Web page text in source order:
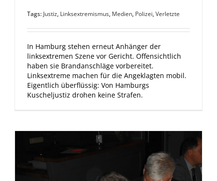
Tags:Justiz, Linksextremismus, Medien, Polizei,Verletzte
In Hamburg stehen erneut Anhänger der
linksextremen Szene vor Gericht. Offensichtlich
haben sie Brandanschläge vorbereitet.
Linksextreme machen für die Angeklagten mobil.
Eigentlich überflüssig: Von Hamburgs
Kuscheljustiz drohen keine Strafen.